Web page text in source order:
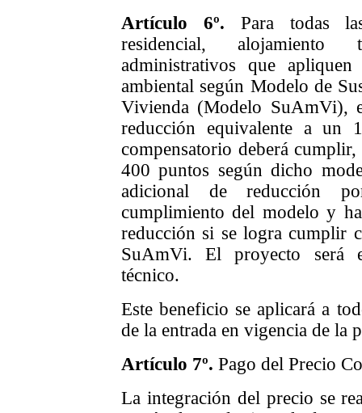
Artículo 6º. Para todas
residencial,
administrativos que
ambiental según Modelo de
Vivienda (Modelo SuAmVi),
reducción equivalente a un
compensatorio deberá
400 puntos según dicho
adicional de reducción
cumplimiento del modelo y
reducción si se logra cumplir
SuAmVi. El proyecto será
técnico.
Este beneficio se aplicará a
de la entrada en vigencia de la
Artículo 7º. Pago del Precio
La integración del precio se